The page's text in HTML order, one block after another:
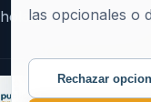
hola@publicagratis.es
las opcionales o
Rechazar